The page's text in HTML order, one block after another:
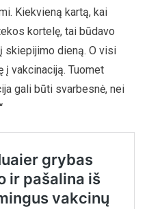
Kiekvieną kartą, kai
kortelę, tai būdavo
skiepijimo dieną. O visi
į vakcinaciją. Tuomet
gali būti svarbesnė, nei